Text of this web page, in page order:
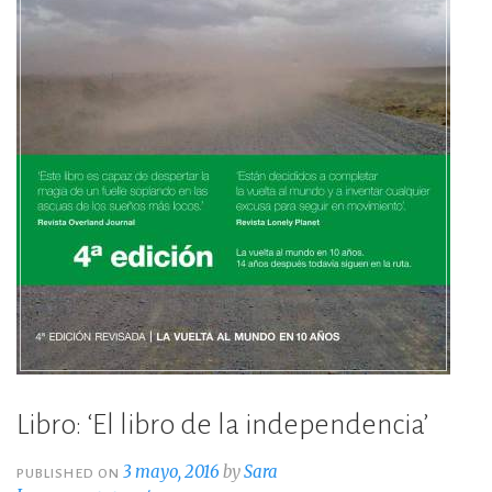
Libro: ‘El libro de la independencia’
PUBLISHED ON3 mayo, 2016 bySara